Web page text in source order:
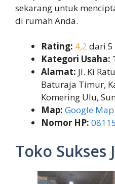
sekarang untuk
di rumah Anda.
Rating: 4,2 dari 5
Kategori Usaha:
Alamat: Jl. Ki
Baturaja Timur,
Komering Ulu,
Map: Google Map
Nomor HP:
Toko Sukses